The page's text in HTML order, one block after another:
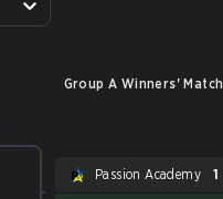
Group A Winners' Match
Passion Academy 1